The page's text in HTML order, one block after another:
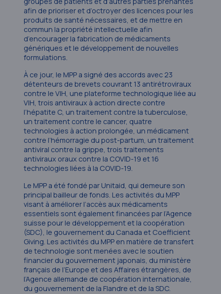
afin de prioriser et d’octroyer des licences pour les
produits de santé nécessaires, et de mettre en
commun la propriété intellectuelle afin
d’encourager la fabrication de médicaments
génériques et le développement de nouvelles
formulations.
À ce jour, le MPP a signé des accords avec 23
détenteurs de brevets couvrant 13 antirétroviraux
contre le VIH, une plateforme technologique liée au
VIH, trois antiviraux à action directe contre
l’hépatite C, un traitement contre la tuberculose,
un traitement contre le cancer, quatre
technologies à action prolongée, un médicament
contre l’hémorragie du post-partum, un traitement
antiviral contre la grippe, trois traitements
antiviraux oraux contre la COVID-19 et 16
technologies liées à la COVID-19.
Le MPP a été fondé par Unitaid, qui demeure son
principal bailleur de fonds. Les activités du MPP
visant à améliorer l’accès aux médicaments
essentiels sont également financées par l’Agence
suisse pour le développement et la coopération
(SDC), le gouvernement du Canada et Coefficient
Giving. Les activités du MPP en matière de transfert
de technologie sont menées avec le soutien
financier du gouvernement japonais, du ministère
français de l’Europe et des Affaires étrangères, de
l’Agence allemande de coopération internationale,
du gouvernement de la Flandre et de la SDC.